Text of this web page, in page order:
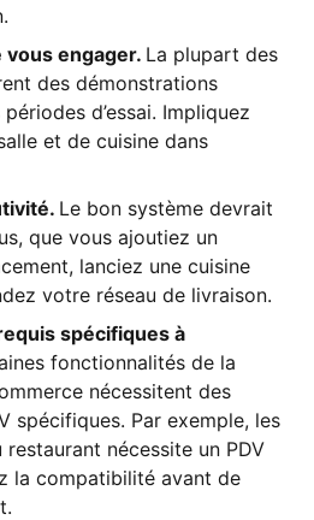
vous engager. La plupart des
des démonstrations
d’essai. Impliquez
et de cuisine dans
Le bon système devrait
que vous ajoutiez un
lanciez une cuisine
votre réseau de livraison.
spécifiques à
fonctionnalités de la
nécessitent des
spécifiques. Par exemple, les
restaurant nécessite un PDV
la compatibilité avant de